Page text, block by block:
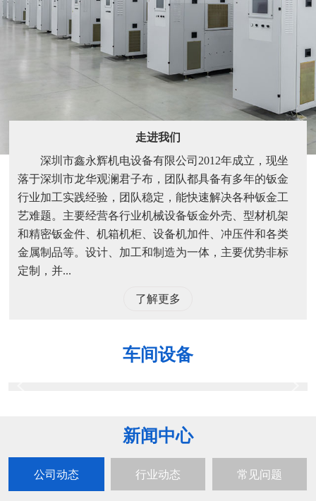
走进我们
深圳市鑫永辉机电设备有限公司2012年成立，现坐
落于深圳市龙华观澜君子布，团队都具备有多年的钣金
行业加工实践经验，团队稳定，能快速解决各种钣金工
艺难题。主要经营各行业机械设备钣金外壳、型材机架
和精密钣金件、机箱机柜、设备机加件、冲压件和各类
金属制品等。设计、加工和制造为一体，主要优势非标
定制，并...
了解更多
车间设备
新闻中心
公司动态 行业动态 常见问题